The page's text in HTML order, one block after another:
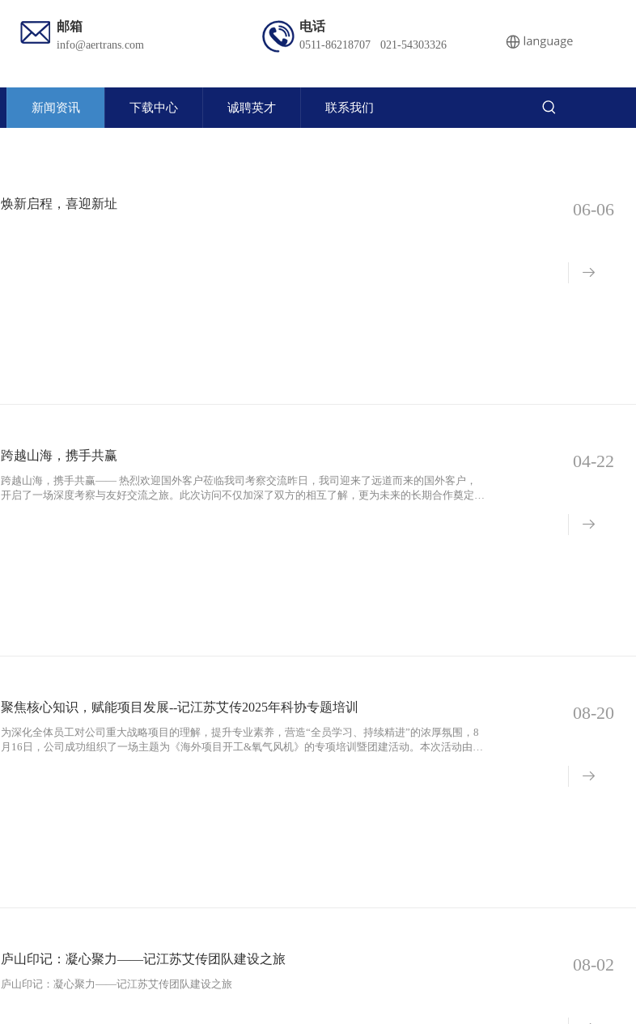
邮箱
info@aertrans.com
电话
0511-86218707 021-54303326
新闻资讯 下载中心 诚聘英才 联系我们
焕新启程，喜迎新址 06-06
跨越山海，携手共赢
跨越山海，携手共赢—— 热烈欢迎国外客户莅临我司考察交流昨日，我司迎来了远道而来的国外客户，
开启了一场深度考察与友好交流之旅。此次访问不仅加深了双方的相互了解，更为未来的长期合作奠定了
04-22
聚焦核心知识，赋能项目发展--记江苏艾传2025年科协专题培训
为深化全体员工对公司重大战略项目的理解，提升专业素养，营造“全员学习、持续精进”的浓厚氛围，8
月16日，公司成功组织了一场主题为《海外项目开工&氧气风机》的专项培训暨团建活动。本次活动由公
08-20
庐山印记：凝心聚力——记江苏艾传团队建设之旅
庐山印记：凝心聚力——记江苏艾传团队建设之旅
08-02